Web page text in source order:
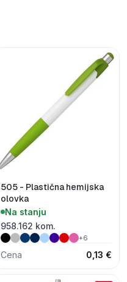
505 - Plastična hemijska
olovka
Na stanju
958.162 kom.
+6
Cena 0,13 €